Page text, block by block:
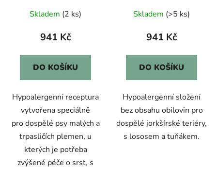
Skladem (2 ks)
941 Kč
DO KOŠÍKU
Hypoalergenní receptura
vytvořena speciálně
pro dospělé psy malých a
trpasličích plemen, u
kterých je potřeba
zvýšené péče o srst, s
Skladem (>5 ks)
941 Kč
DO KOŠÍKU
Hypoalergenní složení
bez obsahu obilovin pro
dospělé jorkšírské teriéry,
s lososem a tuňákem.